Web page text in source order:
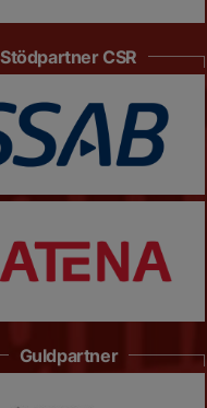
Stödpartner CSR
Guldpartner